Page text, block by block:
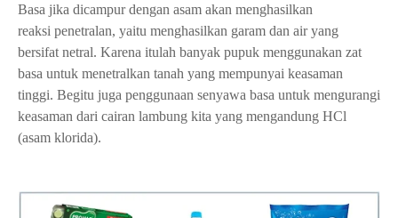
Basa jika dicampur dengan asam akan menghasilkan
reaksi penetralan, yaitu menghasilkan garam dan air yang
bersifat netral. Karena itulah banyak pupuk menggunakan zat
basa untuk menetralkan tanah yang mempunyai keasaman
tinggi. Begitu juga penggunaan senyawa basa untuk mengurangi
keasaman dari cairan lambung kita yang mengandung HCl
(asam klorida).